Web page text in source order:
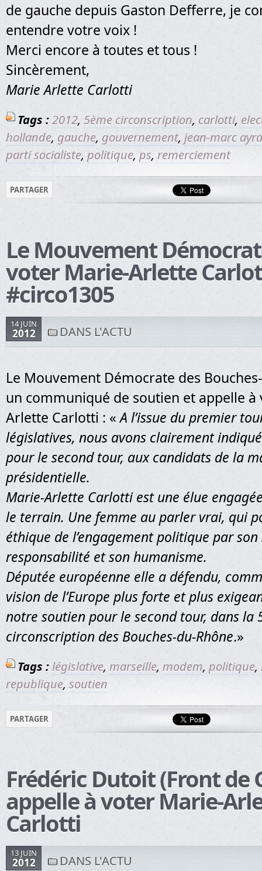
de gauche depuis Gaston Defferre, je
entendre votre voix !
Merci encore à toutes et tous !
Sincèrement,
Marie Arlette Carlotti
Tags :2012, 5ème circonscription, carlotti,
hollande, gauche, gouvernement, jean-marc
parti socialiste, politique, ps, remerciement
PARTAGER
Le Mouvement
voter Marie-Arlette
#circo1305
14 JUIN
2012 DANS L'ACTU
Le Mouvement Démocrate des
un communiqué de soutien et appelle
Arlette Carlotti : «A l’issue du premier
législatives, nous avons clairement
pour le second tour, aux candidats de la
présidentielle.
Marie-Arlette Carlotti est une élue
le terrain. Une femme au parler vrai, qui
éthique de l’engagement politique par son
responsabilité et son humanisme.
Députée européenne elle a défendu,
vision de l’Europe plus forte et plus
notre soutien pour le second tour, dans la
circonscription des Bouches-du-Rhône.»
Tags :législative, marseille, modem, politique,
republique, soutien
PARTAGER
Frédéric Dutoit (Front de
appelle à voter Marie-
Carlotti
13 JUIN
2012 DANS L'ACTU